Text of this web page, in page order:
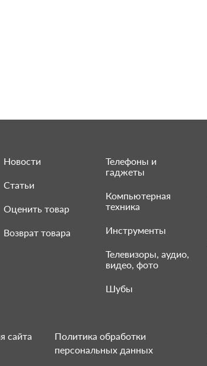
Новости
Статьи
Оценить товар
Возврат товара
Телефоны и
гаджеты
Компьютерная
техника
Инструменты
Телевизоры, аудио,
видео, фото
Шубы
сайта
Политика обработки
персональных данных